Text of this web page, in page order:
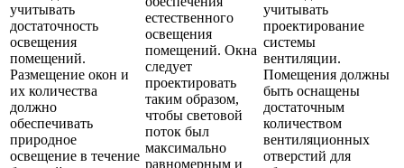
учитывать
достаточность
освещения
помещений.
Размещение окон и
их количества
должно
обеспечивать
природное
освещение в течение
естественного
освещения
помещений. Окна
следует
проектировать
таким образом,
чтобы световой
поток был
максимально
равномерным и
учитывать
проектирование
системы
вентиляции.
Помещения должны
быть оснащены
достаточным
количеством
вентиляционных
отверстий для